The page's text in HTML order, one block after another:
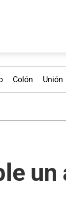
Colón Unión
un